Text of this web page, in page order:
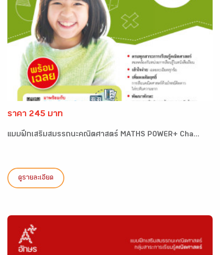
ราคา 245 บาท
แบบฝึกเสริมสมรรถนะคณิตศาสตร์ MATHS POWER+ Cha...
ดูรายละเอียด